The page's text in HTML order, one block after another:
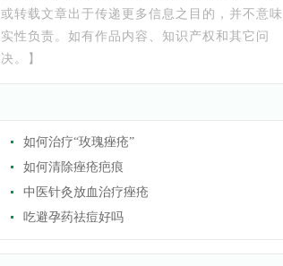
转载文章出于传递更多信息之目的，并不意味
性负责。如有作品内容、知识产权和其它问
。】
如何治疗“玫瑰痤疮”
如何清除痤疮疤痕
中医针灸放血治疗痤疮
吃避孕药祛痘好吗